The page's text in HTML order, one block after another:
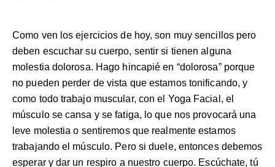
Como ven los ejercicios de hoy, son muy sencillos pero
deben escuchar su cuerpo, sentir si tienen alguna
molestia dolorosa. Hago hincapié en “dolorosa” porque
no pueden perder de vista que estamos tonificando, y
como todo trabajo muscular, con el Yoga Facial, el
músculo se cansa y se fatiga, lo que nos provocará una
leve molestia o sentiremos que realmente estamos
trabajando el músculo. Pero si duele, entonces debemos
esperar y dar un respiro a nuestro cuerpo. Escúchate, tú